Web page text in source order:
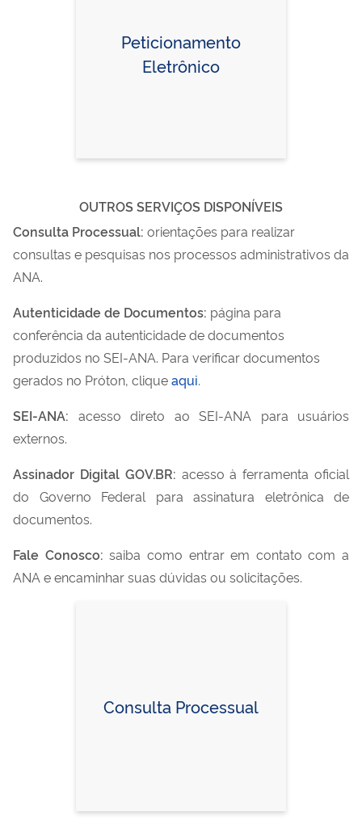
Peticionamento
Eletrônico
OUTROS SERVIÇOS DISPONÍVEIS
Consulta Processual: orientações para realizar
consultas e pesquisas nos processos administrativos da
ANA.
Autenticidade de Documentos: página para
conferência da autenticidade de documentos
produzidos no SEI-ANA. Para verificar documentos
gerados no Próton, cliqueaqui.
SEI-ANA: acesso direto ao SEI-ANA para usuários
externos.
Assinador Digital GOV.BR: acesso à ferramenta oficial
do Governo Federal para assinatura eletrônica de
documentos.
Fale Conosco: saiba como entrar em contato com a
ANA e encaminhar suas dúvidas ou solicitações.
Consulta Processual